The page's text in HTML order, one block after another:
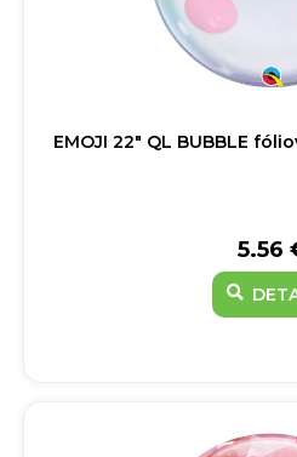
EMOJI 22" QL BUBBLE
5.56